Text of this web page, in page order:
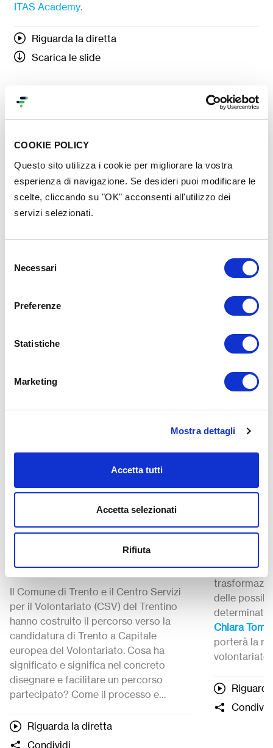
COOKIE POLICY
Questo sito utilizza i cookie per migliorare la vostra
esperienza di navigazione. Se desideri puoi modificare le
scelte, cliccando su "OK" acconsenti all'utilizzo dei
servizi selezionati.
delNecessari
Preferenze
Statistiche
Marketing
Mostra dettagli
Accetta tutti
Accetta selezionati
Rifiuta
ITAS Academy.
Riguarda la diretta
Scarica le slide
categoria
Orchestrare la
partecipazione del mondo
del volontariato trentino
Il Comune di Trento e il Centro Servizi
per il Volontariato (CSV) del Trentino
hanno costruito il percorso verso la
candidatura di Trento a Capitale
europea del Volontariato. Cosa ha
significato e significa nel concreto
disegnare e facilitare un percorso
partecipato? Come il processo e
generare quello che è stato definito un
Laboratorio di pratiche per il
Riguarda la diretta
Condividi
Il
delle
determinato
Chiara
porterà la
volontariato
webinar
Modera